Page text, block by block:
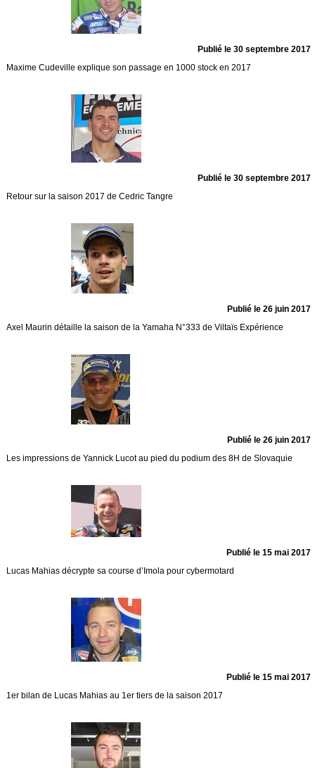
Publié le 30 septembre 2017
Maxime Cudeville explique son passage en 1000 stock en 2017
Publié le 30 septembre 2017
Retour sur la saison 2017 de Cedric Tangre
Publié le 26 juin 2017
Axel Maurin détaille la saison de la Yamaha N°333 de Viltaïs Expérience
Publié le 26 juin 2017
Les impressions de Yannick Lucot au pied du podium des 8H de Slovaquie
Publié le 15 mai 2017
Lucas Mahias décrypte sa course d’Imola pour cybermotard
Publié le 15 mai 2017
1er bilan de Lucas Mahias au 1er tiers de la saison 2017